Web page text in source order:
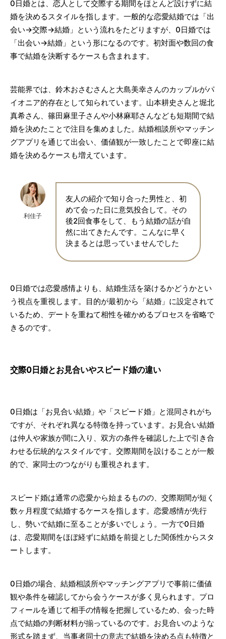
0日婚とは、恋人として交際する期間をほとんど設けずに結
婚を決めるスタイルを指します。一般的な恋愛結婚では「出
会い→交際→結婚」という流れをたどりますが、0日婚では
「出会い→結婚」という形になるのです。初対面や数回の食
事で結婚を決断するケースも含まれます。
芸能界では、鈴木おさむさんと大島美幸さんのカップルがパ
イオニア的存在として知られています。山本耕史さんと堀北
真希さん、篠田麻里子さんや小林麻耶さんなども短期間で結
婚を決めたことで注目を集めました。結婚相談所やマッチン
グアプリを通じて出会い、価値観が一致したことで即座に結
婚を決めるケースも増えています。
利佳子
友人の紹介で知り合った男性と、初
めて会った日に意気投合して。その
後2回食事をして、もう結婚の話が自
然に出てきたんです。こんなに早く
決まるとは思っていませんでした
0日婚では恋愛感情よりも、結婚生活を築けるかどうかとい
う視点を重視します。目的が最初から「結婚」に設定されて
いるため、デートを重ねて相性を確かめるプロセスを省略で
きるのです。
交際0日婚とお見合いやスピード婚の違い
0日婚は「お見合い結婚」や「スピード婚」と混同されがち
ですが、それぞれ異なる特徴を持っています。お見合い結婚
は仲人や家族が間に入り、双方の条件を確認した上で引き合
わせる伝統的なスタイルです。交際期間を設けることが一般
的で、家同士のつながりも重視されます。
スピード婚は通常の恋愛から始まるものの、交際期間が短く
数ヶ月程度で結婚するケースを指します。恋愛感情が先行
し、勢いで結婚に至ることが多いでしょう。一方で0日婚
は、恋愛期間をほぼ経ずに結婚を前提とした関係性からスタ
ートします。
0日婚の場合、結婚相談所やマッチングアプリで事前に価値
観や条件を確認してから会うケースが多く見られます。プロ
フィールを通じて相手の情報を把握しているため、会った時
点で結婚の判断材料が揃っているのです。お見合いのような
形式を踏まず、当事者同士の意志で結婚を決める点も特徴と